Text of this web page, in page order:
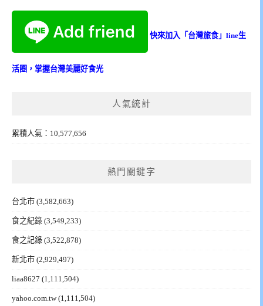
快來加入「台灣旅食」line生
活圈，掌握台灣美麗好食光
人氣統計
累積人氣：10,577,656
熱門關鍵字
台北市 (3,582,663)
食之紀錄 (3,549,233)
食之記錄 (3,522,878)
新北市 (2,929,497)
liaa8627 (1,111,504)
yahoo.com.tw(1,111,504)